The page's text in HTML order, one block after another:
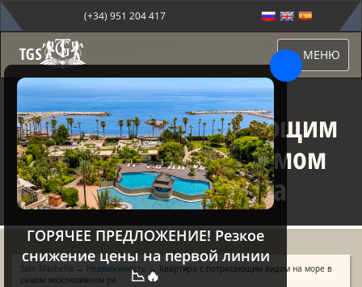
(+34) 951 204 417
МЕНЮ
Квартира с потрясающим
видом на море в самом
эксклюзивном ра
Sale Marbella → Недвижимость → Квартира с потрясающим видом на море в
самом эксклюзивном ра
ГОРЯЧЕЕ ПРЕДЛОЖЕНИЕ! Резкое
снижение цены на первой линии
📉🔥